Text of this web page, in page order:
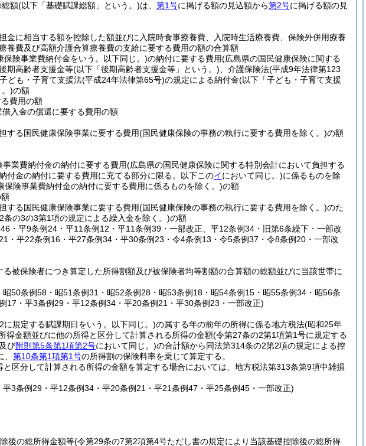
総額(以下「基礎賦課総額」という。)は、 第1号に掲げる額の見込額から第2号に掲げる額の見
金に相当する額を控除した額並びに入院時食事療養費、入院時生活療養費、保険外併用療養
養費及び高額介護合算療養費の支給に要する費用の額の合算額
険事業費納付金をいう。以下同じ。)の納付に要する費用(広島県の国民健康保険に関する
期高齢者支援金等(以下「後期高齢者支援金等」という。) 、介護保険法(平成9年法律第123
ども・子育て支援法(平成24年法律第65号)の規定による納付金(以下「子ども・子育て支援
)の額
費用の額
入金の償還に要する費用の額
する国民健康保険事業に要する費用(国民健康保険の事務の執行に要する費用を除く。)の額
業費納付金の納付に要する費用(広島県の国民健康保険に関する特別会計において負担する
付金の納付に要する費用に充てる部分に限る。以下このイにおいて同じ。)に係るものを除
保険事業費納付金の納付に要する費用に係るものを除く。)の額
する国民健康保険事業に要する費用(国民健康保険の事務の執行に要する費用を除く。)のた
の3の3第1項の規定による繰入金を除く。)の額
・平9条例24・平11条例12・平11条例39・一部改正、平12条例34・旧第6条繰下・一部改
・平22条例16・平27条例34・平30条例23・令4条例13・令5条例37・令8条例20・一部改
被保険者につき算定した所得割額及び被保険者均等割額の合算額の総額並びに当該世帯に
50条例58・昭51条例31・昭52条例28・昭53条例18・昭54条例15・昭55条例34・昭56条
17・平3条例29・平12条例34・平20条例21・平30条例23・一部改正)
に規定する賦課期日をいう。以下同じ。)の属する年の前年の所得に係る地方税法(昭和25年
得金額並びに他の所得と区分して計算される所得の金額(令第27条の2第1項第1号に規定する
び附則第5条第1項第2号において同じ。)の合計額から同法第314条の2第2項の規定による控
、 第10条第1項第1号の所得割の保険料率を乗じて算定する。
区分して計算される所得の金額を算定する場合においては、地方税法第313条第9項中雑損
3条例29・平12条例34・平20条例21・平21条例47・平25条例45・一部改正)
後の総所得金額等(令第29条の7第2項第4号ただし書の規定により当該基礎控除後の総所得